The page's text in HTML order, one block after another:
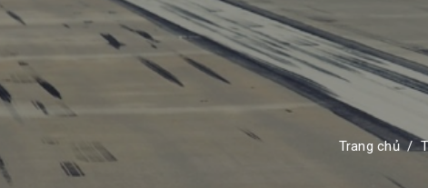
Trang chủ /